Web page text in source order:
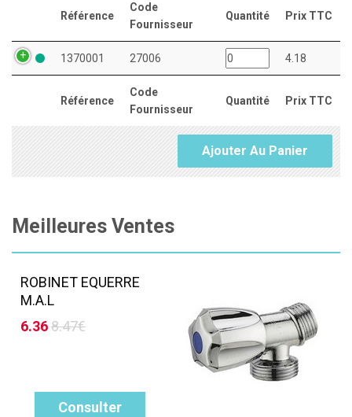
Référence
Code
Fournisseur
Quantité Prix TTC
Référence
Code
Fournisseur
Quantité Prix TTC
1370001 27006 4.18
Ajouter Au Panier
Meilleures Ventes
ROBINET EQUERRE
M.A.L
6.368.47€
Consulter